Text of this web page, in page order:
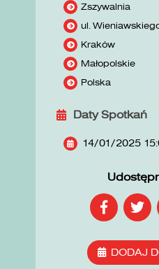
Zszywalnia
ul.
Kraków
Małopolskie
Polska
Daty Spotkań
14/01/2025
DODAJ